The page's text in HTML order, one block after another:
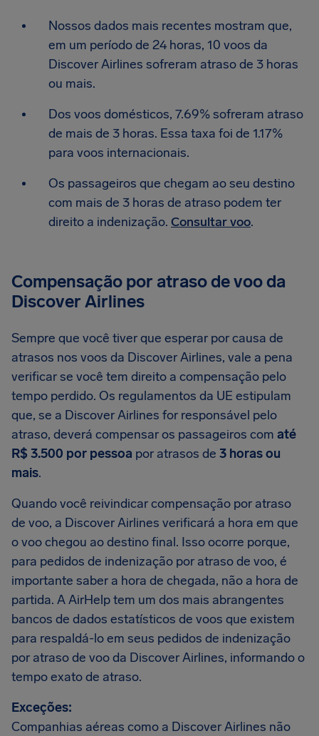
Nossos dados mais recentes mostram que,
em um período de 24 horas, 10 voos da
Discover Airlines sofreram atraso de 3 horas
ou mais.
Dos voos domésticos, 7.69% sofreram atraso
de mais de 3 horas. Essa taxa foi de 1.17%
para voos internacionais.
Os passageiros que chegam ao seu destino
com mais de 3 horas de atraso podem ter
direito a indenização. Consultar voo.
Compensação por atraso de voo da
Discover Airlines
Sempre que você tiver que esperar por causa de
atrasos nos voos da Discover Airlines, vale a pena
verificar se você tem direito a compensação pelo
tempo perdido. Os regulamentos da UE estipulam
que, se a Discover Airlines for responsável pelo
atraso, deverá compensar os passageiros com até
R$ 3.500 por pessoa por atrasos de 3 horas ou
mais.
Quando você reivindicar compensação por atraso
de voo, a Discover Airlines verificará a hora em que
o voo chegou ao destino final. Isso ocorre porque,
para pedidos de indenização por atraso de voo, é
importante saber a hora de chegada, não a hora de
partida. A AirHelp tem um dos mais abrangentes
bancos de dados estatísticos de voos que existem
para respaldá-lo em seus pedidos de indenização
por atraso de voo da Discover Airlines, informando o
tempo exato de atraso.
Exceções:
Companhias aéreas como a Discover Airlines não